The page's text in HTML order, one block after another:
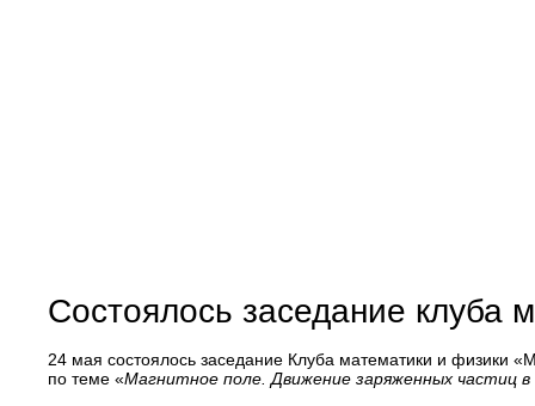
Состоялось заседание
24 мая состоялось заседание Клуба математики и физики
по теме «Магнитное поле. Движение заряженных частиц